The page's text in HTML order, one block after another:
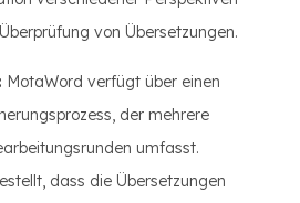
von Übersetzungen.
MotaWord verfügt über einen
der mehrere
umfasst.
dass die Übersetzungen